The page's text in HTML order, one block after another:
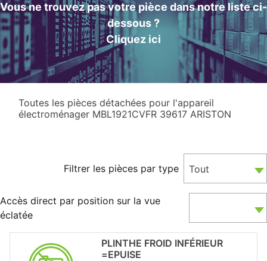
Vous ne trouvez pas votre pièce dans notre liste ci-
dessous ?
Cliquez ici
Toutes les pièces détachées pour l'appareil
électroménager MBL1921CVFR 39617 ARISTON
Filtrer les pièces par type Tout
Accès direct par position sur la vue
éclatée
PLINTHE FROID INFÉRIEUR
=EPUISE